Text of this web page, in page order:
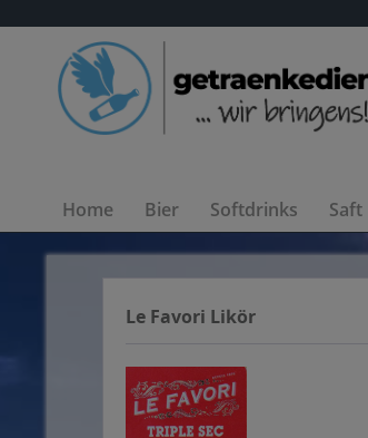
Home Bier Softdrinks Saft
Le Favori Likör